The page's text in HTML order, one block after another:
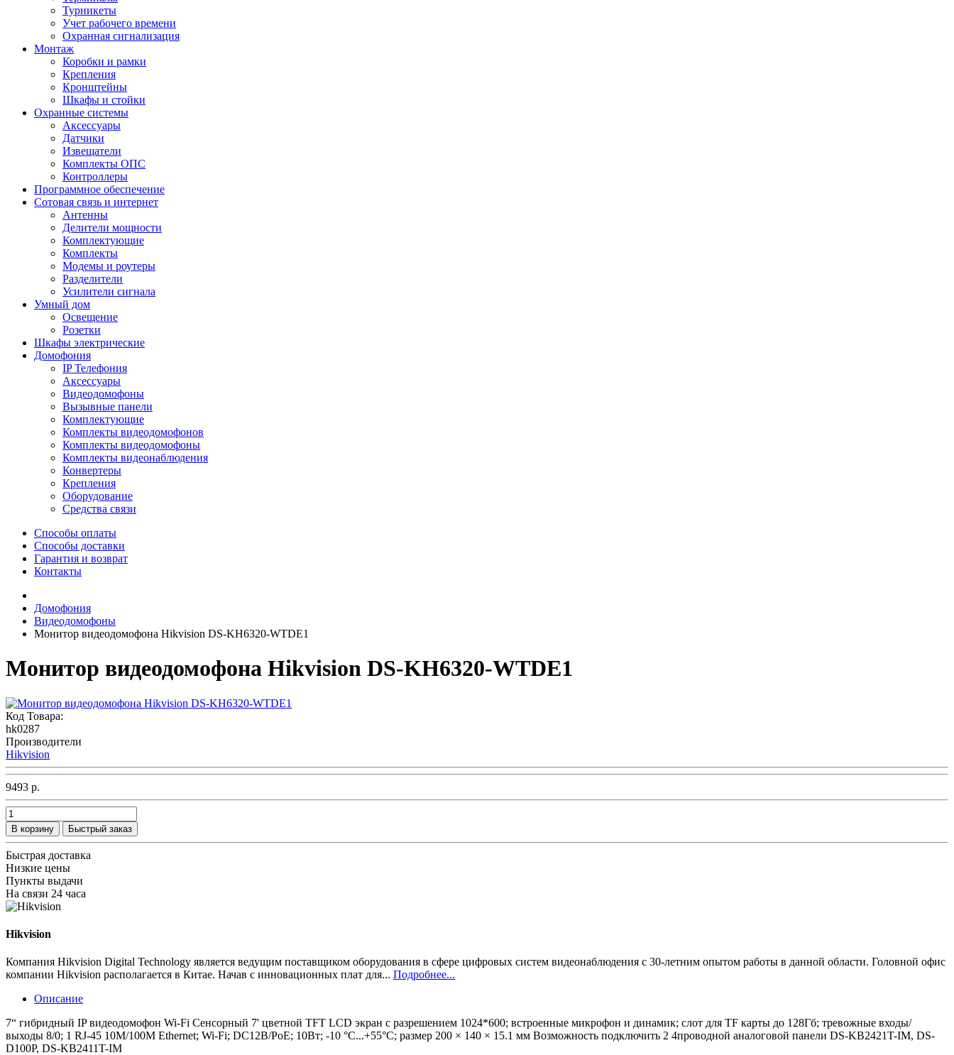
Турникеты
Учет рабочего времени
Охранная сигнализация
Монтаж
Коробки и рамки
Крепления
Кронштейны
Шкафы и стойки
Охранные системы
Аксессуары
Датчики
Извещатели
Комплекты ОПС
Контроллеры
Программное обеспечение
Сотовая связь и интернет
Антенны
Делители мощности
Комплектующие
Комплекты
Модемы и роутеры
Разделители
Усилители сигнала
Умный дом
Освещение
Розетки
Шкафы электрические
Домофония
IP Телефония
Аксессуары
Видеодомофоны
Вызывные панели
Комплектующие
Комплекты видеодомофонов
Комплекты видеодомофоны
Комплекты видеонаблюдения
Конвертеры
Крепления
Оборудование
Средства связи
Способы оплаты
Способы доставки
Гарантия и возврат
Контакты
Домофония
Видеодомофоны
Монитор видеодомофона Hikvision DS-KH6320-WTDE1
Монитор видеодомофона Hikvision DS-KH6320-WTDE1
Код Товара:
hk0287
Производители
Hikvision
9493 р.
В корзину Быстрый заказ
Быстрая доставка
Низкие цены
Пункты выдачи
На связи 24 часа
Hikvision
Компания Hikvision Digital Technology является ведущим поставщиком оборудования в сфере цифровых систем видеонаблюдения с 30-летним опытом работы в данной области. Головной офис
компании Hikvision располагается в Китае. Начав с инновационных плат для... Подробнее...
Описание
7“ гибридный IP видеодомофон Wi-Fi Сенсорный 7' цветной TFT LCD экран с разрешением 1024*600; встроенные микрофон и динамик; слот для TF карты до 128Гб; тревожные входы/
выходы 8/0; 1 RJ-45 10M/100M Ethernet; Wi-Fi; DC12В/PoE; 10Вт; -10 °C...+55°C; размер 200 × 140 × 15.1 мм Возможность подключить 2 4проводной аналоговой панели DS-KB2421T-IM, DS-
D100P, DS-KB2411T-IM